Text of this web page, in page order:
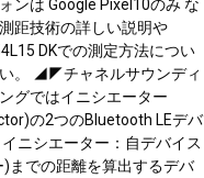
ンは Google Pixel10のみ な
距技術の詳しい説明や
DKでの測定方法につい
。 ◢◤チャネルサウンディ
グではイニシエーター
の2つのBluetooth LEデバ
ニシエーター：自デバイス
までの距離を算出するデバ